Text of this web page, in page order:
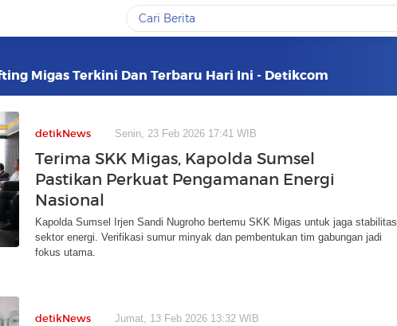
Migas Terkini Dan Terbaru Hari Ini - Detikcom
detikNews Senin, 23 Feb 2026 17:41 WIB
Terima SKK Migas, Kapolda Sumsel
Pastikan Perkuat Pengamanan Energi
Nasional
Kapolda Sumsel Irjen Sandi Nugroho bertemu SKK Migas untuk jaga stabilitas
sektor energi. Verifikasi sumur minyak dan pembentukan tim gabungan jadi
fokus utama.
detikNews Jumat, 13 Feb 2026 13:32 WIB